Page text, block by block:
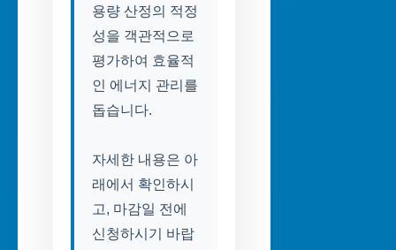
용량 산정의 적정
성을 객관적으로
평가하여 효율적
인 에너지 관리를
돕습니다.
자세한 내용은 아
래에서 확인하시
고, 마감일 전에
신청하시기 바랍